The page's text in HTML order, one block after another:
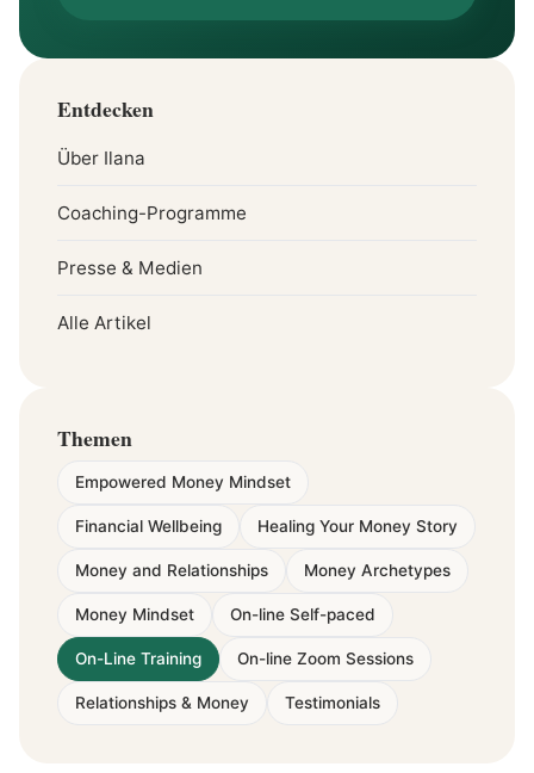
Entdecken
Über Ilana
Coaching-Programme
Presse & Medien
Alle Artikel
Themen
Empowered Money Mindset
Financial Wellbeing Healing Your Money Story
Money and Relationships Money Archetypes
Money Mindset On-line Self-paced
On-Line Training On-line Zoom Sessions
Relationships & Money Testimonials